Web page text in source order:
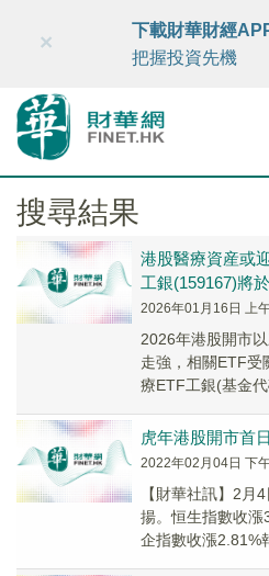
財華智庫網 FINTV
×
下載財華財經
把握投資先機
搜尋結果
港股醫療資産或
工銀(159167)將
2026年01月16日 上
2026年港股開市
走強，相關ETF受
療ETF工銀(基金
虎年港股開市首
2022年02月04日 下
【財華社訊】2月
揚。恒生指數收漲
企指數收漲2.81%